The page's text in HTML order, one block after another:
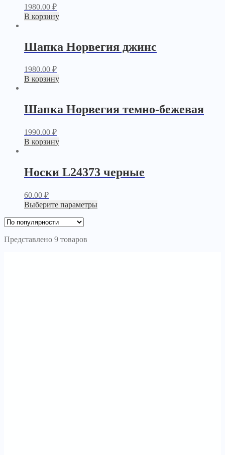
1980.00 ₽
В корзину
Шапка Норвегия джинс
1980.00 ₽
В корзину
Шапка Норвегия темно-бежевая
1990.00 ₽
В корзину
Носки L24373 черные
60.00 ₽
Выберите параметры
Представлено 9 товаров